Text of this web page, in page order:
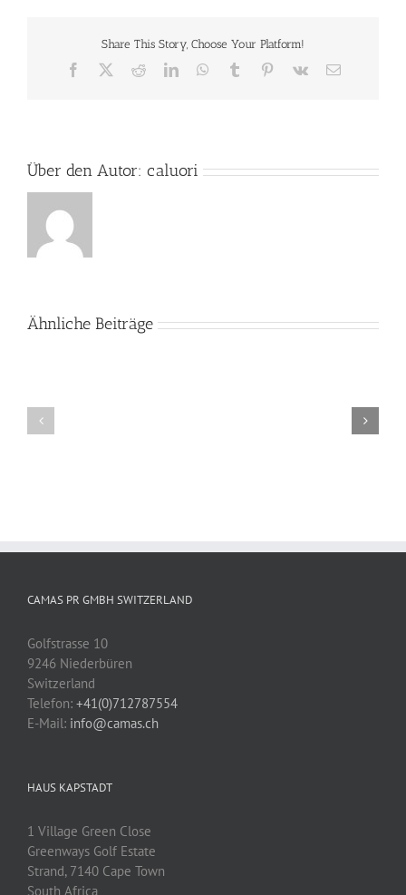
Share This Story, Choose Your Platform!
Facebook RedditLinkedInWhatsApp
Tumblr Pinterest
Vk
E-
Über den Autor: caluori
Ähnliche Beiträge
Kinderheim
CAMAS PR GMBH SWITZERLAND
Golfstrasse 10
9246 Niederbüren
Switzerland
Telefon: +41(0)712787554
E-Mail: info@camas.ch
HAUS KAPSTADT
1 Village Green Close
Greenways Golf Estate
Strand, 7140 Cape Town
South Africa